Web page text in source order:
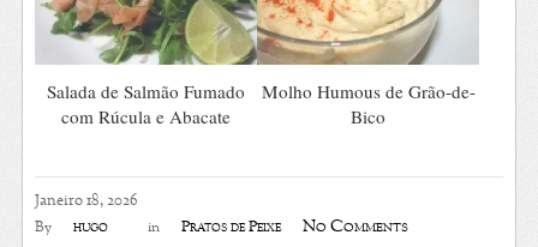
Janeiro 18, 2026
By hugo in Pratos de Peixe No Comments
Salada de Salmão Fumado
com Rúcula e Abacate
Molho Humous de Grão-de-
Bico